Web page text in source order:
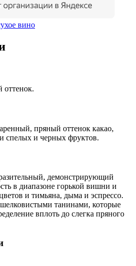
вино
пряный оттенок какао,
спелых и черных фруктов.
демонстрирующий
в диапазоне горькой вишни и
и тимьяна, дыма и эспрессо.
танинами, которые
вплоть до слегка пряного